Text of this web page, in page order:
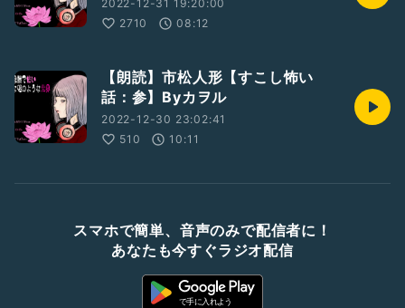
2022-12-31 19:20:00
2710
08:12
【朗読】市松人形【すこし怖い
話：参】Byカヲル
2022-12-30 23:02:41
510
10:11
スマホで簡単、音声のみで配信者に！
あなたも今すぐラジオ配信